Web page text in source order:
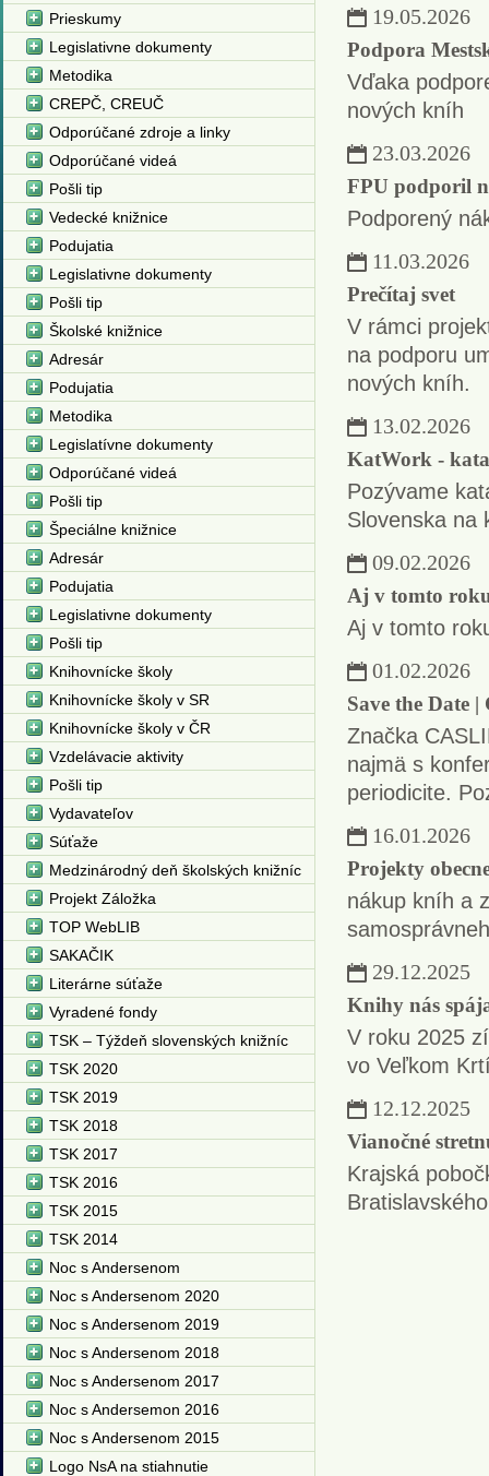
19.05.2026
Podpora
Vďaka
nových kníh
23.03.2026
FPU podporil
Podporený
11.03.2026
Prečítaj svet
V rámci
na podporu
nových kníh.
13.02.2026
KatWork -
Pozývame
Slovenska na
09.02.2026
Aj v tomto
Aj v tomto
01.02.2026
Save the Date
Značka
najmä s
periodicite.
16.01.2026
Projekty
nákup kníh a
29.12.2025
Knihy nás
V roku 2025
vo Veľkom
12.12.2025
Vianočné
Krajská
Prieskumy
Legislativne dokumenty
Metodika
CREPČ, CREUČ
Odporúčané zdroje a linky
Odporúčané videá
Pošli tip
Vedecké knižnice
Podujatia
Legislativne dokumenty
Pošli tip
Školské knižnice
Adresár
Podujatia
Metodika
Legislatívne dokumenty
Odporúčané videá
Pošli tip
Špeciálne knižnice
Adresár
Podujatia
Legislativne dokumenty
Pošli tip
Knihovnícke školy
Knihovnícke školy v SR
Knihovnícke školy v ČR
Vzdelávacie aktivity
Pošli tip
Vydavateľov
Súťaže
Medzinárodný deň školských knižníc
Projekt Záložka
TOP WebLIB
SAKAČIK
Literárne súťaže
Vyradené fondy
TSK – Týždeň slovenských knižníc
TSK 2020
TSK 2019
TSK 2018
TSK 2017
TSK 2016
TSK 2015
TSK 2014
Noc s Andersenom
Noc s Andersenom 2020
Noc s Andersenom 2019
Noc s Andersenom 2018
Noc s Andersenom 2017
Noc s Andersemon 2016
Noc s Andersenom 2015
Logo NsA na stiahnutie